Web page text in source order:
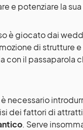
e potenziare la
è giocato dai
di strutture
con il passaparola
è necessario
dei fattori di
. Serve